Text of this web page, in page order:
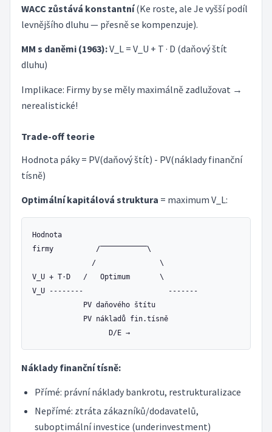
WACC zůstává konstantní(Ke roste, ale Je vyšší podíl
levnějšího dluhu — přesně se kompenzuje).
MM s daněmi (1963):V_L = V_U + T · D (daňový štít
dluhu)
Implikace: Firmy by se měly maximálně zadlužovat →
nerealistické!
Trade-off teorie
Hodnota páky = PV(daňový štít) - PV(náklady finanční
tísně)
Optimální kapitálová struktura = maximum V_L:
Hodnota
firmy          /‾‾‾‾‾‾‾‾‾‾‾\
              /               \
V_U + T·D   /   Optimum       \
V_U --------                    -------
            PV daňového štítu
            PV nákladů fin.tísně
Náklady finanční tísně:
Přímé: právní náklady bankrotu, restrukturalizace
Nepřímé: ztráta zákazníků/dodavatelů,
suboptimální investice (underinvestment)